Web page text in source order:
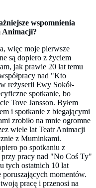
wspomnienia
Animacji?
więc moje pierwsze
są dopiero z życiem
jak prawie 20 lat temu
nad "Kto
reżyserii Ewy Sokół-
spotkanie, bo
Tove Jansson. Byłem
i spotkanie z biegającymi
zrobiło na mnie ogromne
wiele lat Teatr Animacji
z Muminkami.
po spotkaniu z
pracy nad "No Coś Ty"
tych ostatnich 10 lat
poruszających momentów.
pracę i przenosi na